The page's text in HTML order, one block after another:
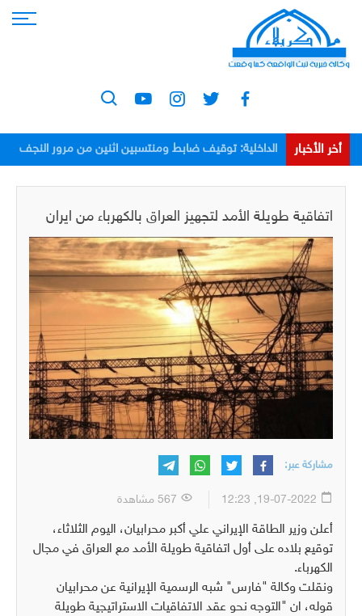
أخر الأخبار
الداخلية: توقيف ضابط ومنتسبين اثنين من مرور النجف
اتفاقية طويلة الأمد لتجهيز العراق بالكهرباء من ايران
مشاركة عبر:
أعلن وزير الطاقة الإيراني علي أكبر محرابيان، اليوم الثلاثاء،
توقيع بلاده على أول اتفاقية طويلة الأمد مع العراق في مجال
الكهرباء.
ونقلت وكالة "فارس" شبه الرسمية الإيرانية عن محرابيان
قوله، ان "التوجه نحو عقد الاتفاقيات الاستراتيجية طويلة